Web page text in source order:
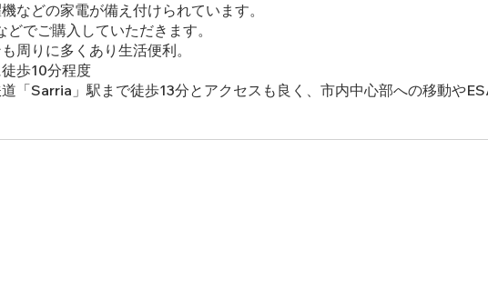
などの家電が備え付けられています。
でご購入していただきます。
周りに多くあり生活便利。
歩10分程度
「Sarria」駅まで徒歩13分とアクセスも良く、市内中心部への移動や